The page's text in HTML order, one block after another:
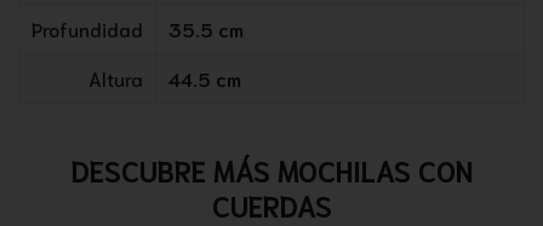
Profundidad
35.5 cm
Altura
44.5 cm
DESCUBRE MÁS MOCHILAS CON
CUERDAS